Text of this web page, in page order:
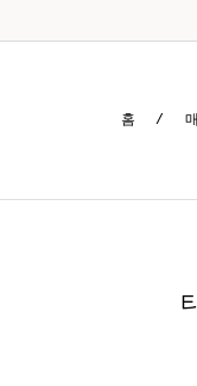
홈 /